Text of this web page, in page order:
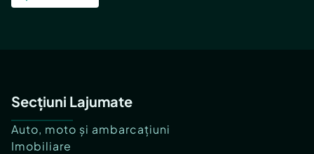
Secțiuni Lajumate
Auto, moto și ambarcațiuni
Imobiliare